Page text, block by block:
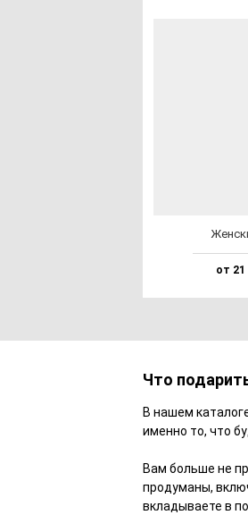
от 21
Что
В нашем
именно то, что
Вам больше не
продуманы,
вкладываете в